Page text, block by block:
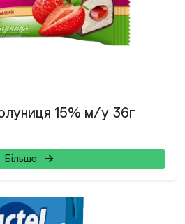
Search
for:
15% м/у 36г
Більше